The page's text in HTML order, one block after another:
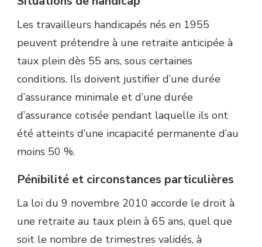
Les travailleurs handicapés nés en 1955
peuvent prétendre à une retraite anticipée à
taux plein dès 55 ans, sous certaines
conditions. Ils doivent justifier d’une durée
d’assurance minimale et d’une durée
d’assurance cotisée pendant laquelle ils ont
été atteints d’une incapacité permanente d’au
moins 50 %.
Pénibilité et circonstances particulières
La loi du 9 novembre 2010 accorde le droit à
une retraite au taux plein à 65 ans, quel que
soit le nombre de trimestres validés, à